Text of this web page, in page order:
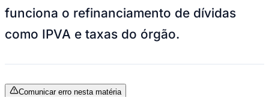
funciona o refinanciamento de dívidas
como IPVA e taxas do órgão.
Comunicar erro nesta matéria